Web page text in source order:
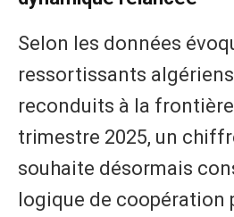
Selon les données
ressortissants
reconduits à la
trimestre 2025, un
souhaite désormais
logique de coopération